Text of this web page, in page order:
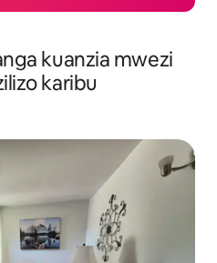
kuanzia mwezi
karibu